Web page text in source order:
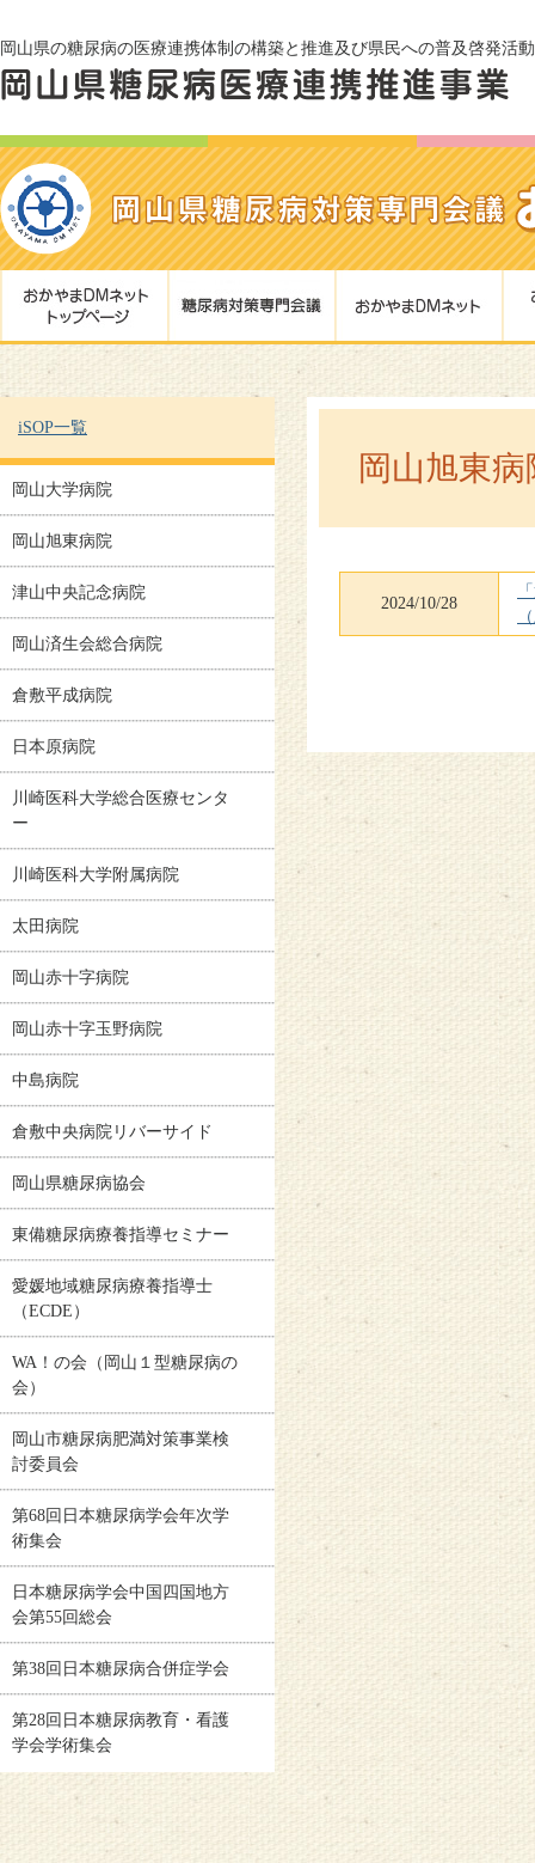
岡山県の糖尿病の医療連携体制の構築と推進及び県民への普及啓発活
岡山旭東病
2024/10/28
iSOP一覧
岡山大学病院
岡山旭東病院
津山中央記念病院
岡山済生会総合病院
倉敷平成病院
日本原病院
川崎医科大学総合医療センタ
ー
川崎医科大学附属病院
太田病院
岡山赤十字病院
岡山赤十字玉野病院
中島病院
倉敷中央病院リバーサイド
岡山県糖尿病協会
東備糖尿病療養指導セミナー
愛媛地域糖尿病療養指導士
（ECDE）
WA！の会（岡山１型糖尿病の
会）
岡山市糖尿病肥満対策事業検
討委員会
第68回日本糖尿病学会年次学
術集会
日本糖尿病学会中国四国地方
会第55回総会
第38回日本糖尿病合併症学会
第28回日本糖尿病教育・看護
学会学術集会